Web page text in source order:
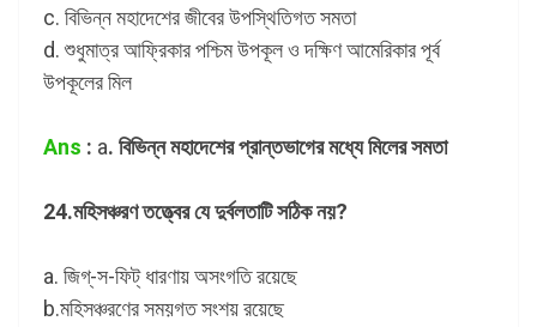
c. বিভিন্ন মহাদেশের জীবের উপস্থিতিগত সমতা
d. শুধুমাত্র আফ্রিকার পশ্চিম উপকূল ও দক্ষিণ আমেরিকার পূর্ব
উপকূলের মিল
Ans : a. বিভিন্ন মহাদেশের প্রান্তভাগের মধ্যে মিলের সমতা
24.মহিসঞ্চরণ তত্ত্বের যে দুর্বলতাটি সঠিক নয়?
a. জিগ্‌-স-ফিট্ ধারণায় অসংগতি রয়েছে
b.মহিসঞ্চরণের সময়গত সংশয় রয়েছে